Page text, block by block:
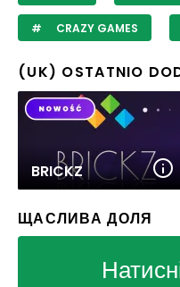
CRAZY GAMES
(UK) OSTATNIO
BRICKZ
ЩАСЛИВА ДОЛЯ